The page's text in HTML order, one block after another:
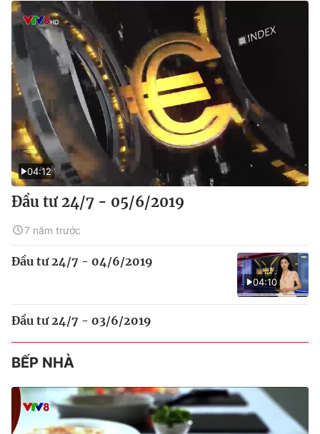
04:12
Đầu tư 24/7 - 05/6/2019
7 năm trước
04:10
Đầu tư 24/7 - 04/6/2019
Đầu tư 24/7 - 03/6/2019
BẾP NHÀ